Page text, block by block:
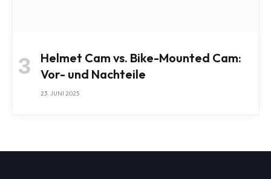
Helmet Cam vs. Bike-Mounted Cam:
Vor- und Nachteile
23. JUNI 2025